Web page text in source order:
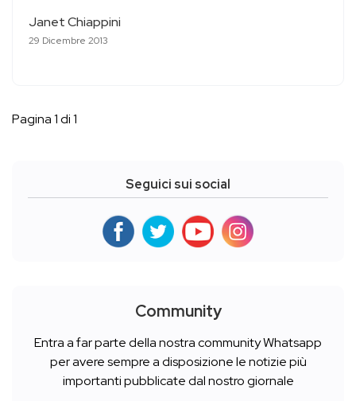
Janet Chiappini
29 Dicembre 2013
Pagina 1 di 1
Seguici sui social
Community
Entra a far parte della nostra community Whatsapp
per avere sempre a disposizione le notizie più
importanti pubblicate dal nostro giornale